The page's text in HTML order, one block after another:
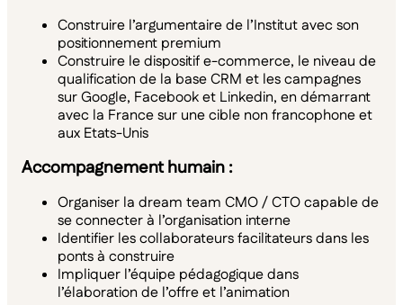
Construire l’argumentaire de l’Institut avec son
positionnement premium
Construire le dispositif e-commerce, le niveau de
qualification de la base CRM et les campagnes
sur Google, Facebook et Linkedin, en démarrant
avec la France sur une cible non francophone et
aux Etats-Unis
Accompagnement humain :
Organiser la dream team CMO / CTO capable de
se connecter à l’organisation interne
Identifier les collaborateurs facilitateurs dans les
ponts à construire
Impliquer l’équipe pédagogique dans
l’élaboration de l’offre et l’animation